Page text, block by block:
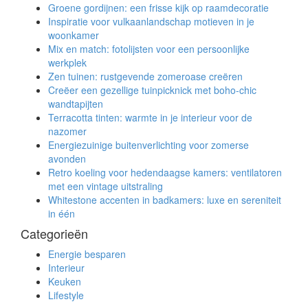
Groene gordijnen: een frisse kijk op raamdecoratie
Inspiratie voor vulkaanlandschap motieven in je
woonkamer
Mix en match: fotolijsten voor een persoonlijke
werkplek
Zen tuinen: rustgevende zomeroase creëren
Creëer een gezellige tuinpicknick met boho-chic
wandtapijten
Terracotta tinten: warmte in je interieur voor de
nazomer
Energiezuinige buitenverlichting voor zomerse
avonden
Retro koeling voor hedendaagse kamers: ventilatoren
met een vintage uitstraling
Whitestone accenten in badkamers: luxe en sereniteit
in één
Categorieën
Energie besparen
Interieur
Keuken
Lifestyle